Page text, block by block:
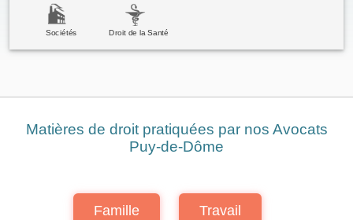
Sociétés Droit de la Santé
Matières de droit pratiquées par nos Avocats
Puy-de-Dôme
Famille Travail